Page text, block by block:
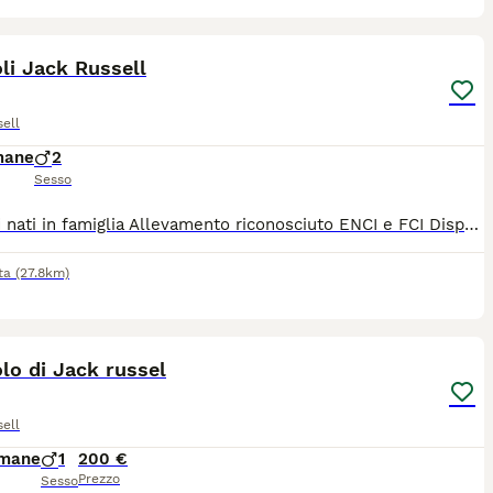
Jack Russell
2
Sesso
Cuccioli nati in famiglia Allevamento riconosciuto ENCI e FCI Disponibilità di 2 maschi Vaccinati sverminati con pedigree
(27.8km)
di Jack russel
1
Sesso
200 €
Prezzo